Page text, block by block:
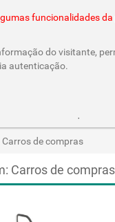
funcionalidades
do visitante,
autenticação.
de compras
Carros de compras